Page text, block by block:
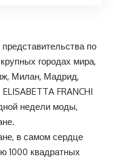
по
городах мира,
Милан, Мадрид,
FRANCHI
недели моды,
в самом сердце
1000 квадратных